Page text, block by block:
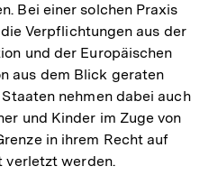
Bei einer solchen Praxis
Verpflichtungen aus der
und der Europäischen
aus dem Blick geraten
nehmen dabei auch
und Kinder im Zuge von
in ihrem Recht auf
verletzt werden.